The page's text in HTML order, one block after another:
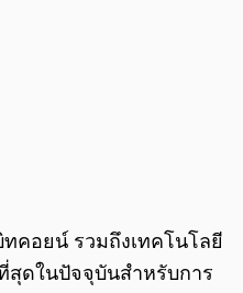
ทคอยน์ รวมถึงเทคโนโลยี
สุดในปัจจุบันสำหรับการ